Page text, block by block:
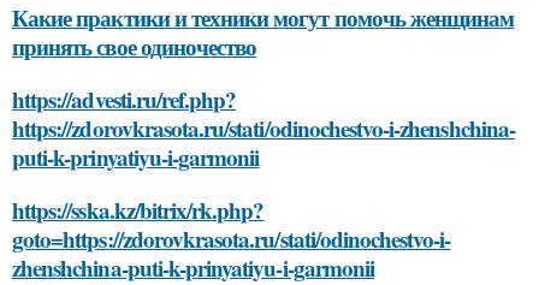
Какие практики и техники могут помочь женщинам
принять свое одиночество
https://advesti.ru/ref.php?
https://zdorovkrasota.ru/stati/odinochestvo-i-zhenshchina-
puti-k-prinyatiyu-i-garmonii
https://sska.kz/bitrix/rk.php?
goto=https://zdorovkrasota.ru/stati/odinochestvo-i-
zhenshchina-puti-k-prinyatiyu-i-garmonii